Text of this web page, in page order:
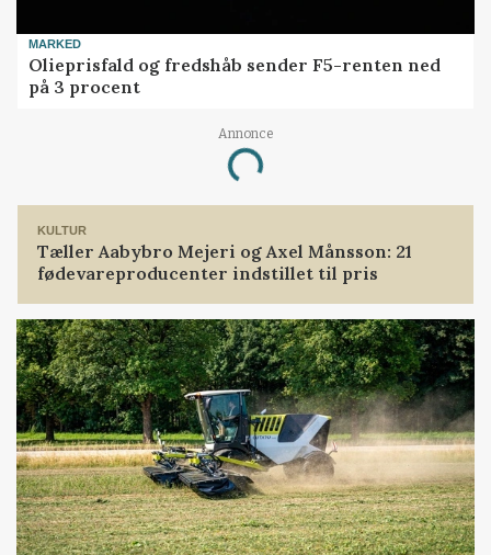
MARKED
Olieprisfald og fredshåb sender F5-renten ned
på 3 procent
Annonce
Loading...
KULTUR
Tæller Aabybro Mejeri og Axel Månsson: 21
fødevareproducenter indstillet til pris